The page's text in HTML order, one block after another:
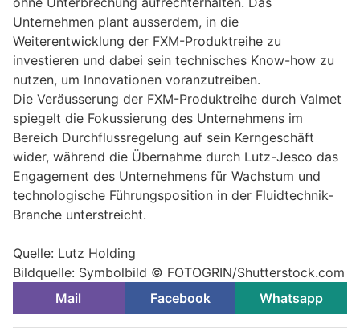
Unternehmen plant ausserdem, in die
Weiterentwicklung der FXM-Produktreihe zu
investieren und dabei sein technisches Know-how zu
nutzen, um Innovationen voranzutreiben.
Die Veräusserung der FXM-Produktreihe durch Valmet
spiegelt die Fokussierung des Unternehmens im
Bereich Durchflussregelung auf sein Kerngeschäft
wider, während die Übernahme durch Lutz-Jesco das
Engagement des Unternehmens für Wachstum und
technologische Führungsposition in der Fluidtechnik-
Branche unterstreicht.
Quelle: Lutz Holding
Bildquelle: Symbolbild © FOTOGRIN/Shutterstock.com
Mail
Facebook Whatsapp